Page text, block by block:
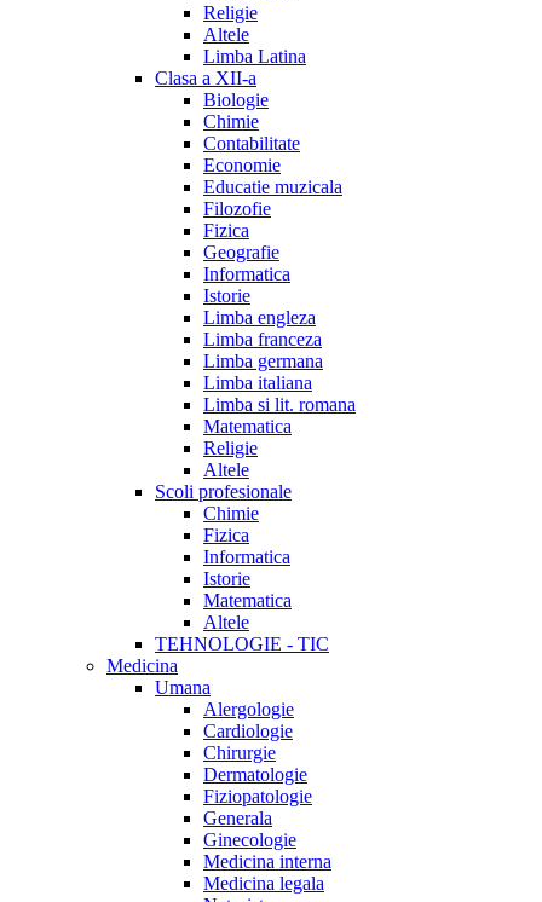
Religie
Altele
Limba Latina
Clasa a XII-a
Biologie
Chimie
Contabilitate
Economie
Educatie muzicala
Filozofie
Fizica
Geografie
Informatica
Istorie
Limba engleza
Limba franceza
Limba germana
Limba italiana
Limba si lit. romana
Matematica
Religie
Altele
Scoli profesionale
Chimie
Fizica
Informatica
Istorie
Matematica
Altele
TEHNOLOGIE - TIC
Medicina
Umana
Alergologie
Cardiologie
Chirurgie
Dermatologie
Fiziopatologie
Generala
Ginecologie
Medicina interna
Medicina legala